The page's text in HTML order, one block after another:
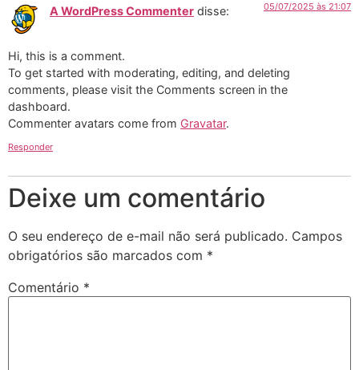
A WordPress Commenter disse: 05/07/2025 às 21:07
Hi, this is a comment.
To get started with moderating, editing, and deleting
comments, please visit the Comments screen in the
dashboard.
Commenter avatars come from Gravatar.
Responder
Deixe um comentário
O seu endereço de e-mail não será publicado. Campos
obrigatórios são marcados com *
Comentário *